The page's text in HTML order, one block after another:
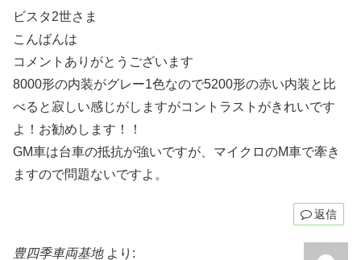
ビスタ2世さま
こんばんは
コメントありがとうございます
8000形の内装がグレー1色なので5200形の赤い内装と比
べると寂しい感じがしますがコントラストがきれいです
よ！お勧めします！！
GM車は台車の抵抗が強いですが、マイクロのM車で牽き
ますので問題ないですよ。
返信
豊四季車両基地 より: